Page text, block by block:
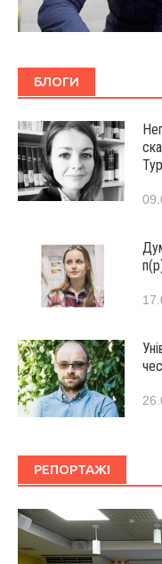
БЛОГИ
РЕПОРТАЖІ